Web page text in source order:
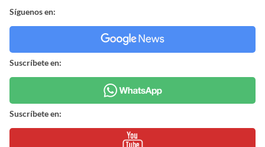
Síguenos en:
Suscríbete en:
Suscríbete en: